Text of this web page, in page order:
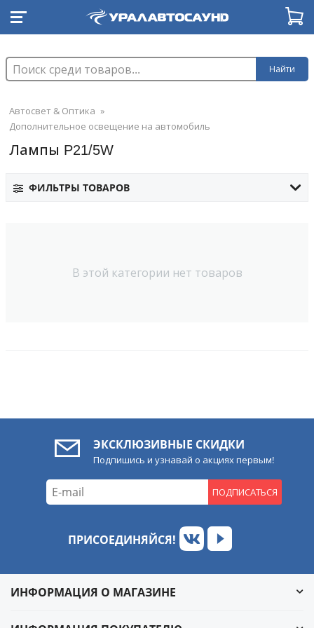
Найти
Автосвет & Оптика »
Дополнительное освещение на автомобиль
Лампы P21/5W
ФИЛЬТРЫ ТОВАРОВ
В этой категории нет товаров
ЭКСКЛЮЗИВНЫЕ СКИДКИ
Подпишись и узнавай о акциях первым!
ПОДПИСАТЬСЯ
ПРИСОЕДИНЯЙСЯ!
ИНФОРМАЦИЯ О МАГАЗИНЕ